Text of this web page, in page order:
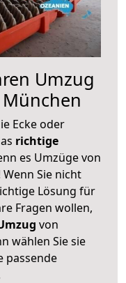
Umzug
Ecke oder
richtige
es Umzüge von
Sie nicht
Lösung für
Fragen wollen,
von
wählen Sie sie
passende